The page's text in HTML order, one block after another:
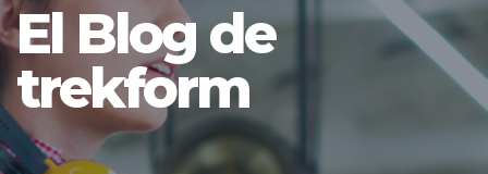
El Blog de
trekform